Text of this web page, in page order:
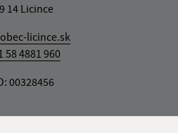
14 Licince
licince.sk
58 4881 960
00328456